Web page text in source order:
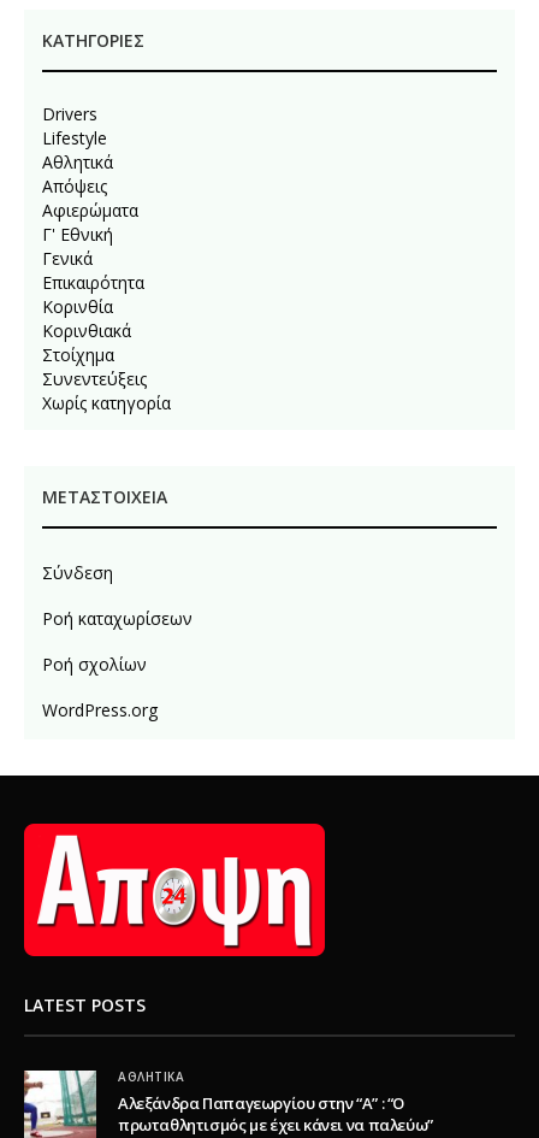
KΑΤΗΓΟΡΊΕΣ
Drivers
Lifestyle
Αθλητικά
Απόψεις
Αφιερώματα
Γ' Εθνική
Γενικά
Επικαιρότητα
Κορινθία
Κορινθιακά
Στοίχημα
Συνεντεύξεις
Χωρίς κατηγορία
ΜΕΤΑΣΤΟΙΧΕΊΑ
Σύνδεση
Ροή καταχωρίσεων
Ροή σχολίων
WordPress.org
LATEST POSTS
ΑΘΛΗΤΙΚΆ
Αλεξάνδρα Παπαγεωργίου στην “Α” : “Ο
πρωταθλητισμός με έχει κάνει να παλεύω”